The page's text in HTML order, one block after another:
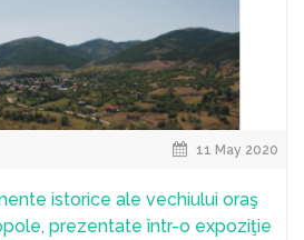
11 May 2020
istorice ale vechiului oraş
prezentate într-o expoziţie